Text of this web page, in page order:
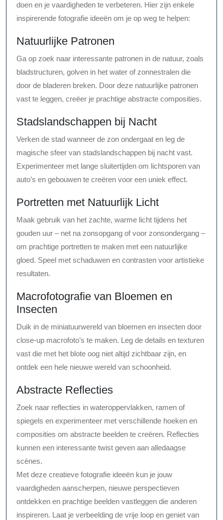
doen en je vaardigheden te verbeteren. Hier zijn enkele
inspirerende fotografie ideeën om je op weg te helpen:
Natuurlijke Patronen
Ga op zoek naar interessante patronen in de natuur, zoals
bladstructuren, golven in het water of zonnestralen die
door de bladeren breken. Door deze natuurlijke patronen
vast te leggen, creëer je prachtige abstracte composities.
Stadslandschappen bij Nacht
Verken de stad wanneer de zon ondergaat en leg de
magische sfeer van stadslandschappen bij nacht vast.
Experimenteer met lange sluitertijden om lichtsporen van
auto’s en gebouwen te creëren voor een uniek effect.
Portretten met Natuurlijk Licht
Maak gebruik van het zachte, warme licht tijdens het
gouden uur – net na zonsopgang of voor zonsondergang –
om prachtige portretten te maken met een natuurlijke
gloed. Speel met schaduwen en contrasten voor artistieke
resultaten.
Macrofotografie van Bloemen en
Insecten
Duik in de miniatuurwereld van bloemen en insecten door
close-up macrofoto’s te maken. Leg de details en texturen
vast die met het blote oog niet altijd zichtbaar zijn, en
ontdek een hele nieuwe wereld van schoonheid.
Abstracte Reflecties
Zoek naar reflecties in wateroppervlakken, ramen of
spiegels en experimenteer met verschillende hoeken en
composities om abstracte beelden te creëren. Reflecties
kunnen een interessante twist geven aan alledaagse
scènes.
Met deze creatieve fotografie ideeën kun je jouw
vaardigheden aanscherpen, nieuwe perspectieven
ontdekken en prachtige beelden vastleggen die anderen
inspireren. Laat je verbeelding de vrije loop en geniet van